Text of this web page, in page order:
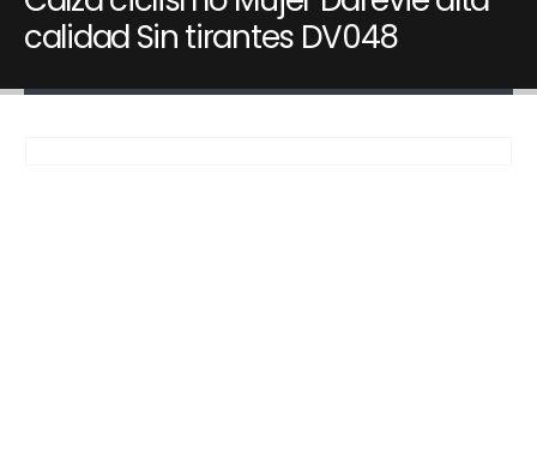
calidad Sin tirantes DV048